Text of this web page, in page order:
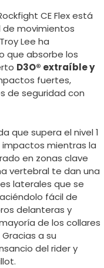
CE Flex está
movimientos
Lee ha
que absorbe los
D3O® extraíble y
fuertes,
de seguridad con
que supera el nivel 1
impactos mientras la
en zonas clave
vertebral te dan una
laterales que se
fácil de
delanteras y
de los collares
a su
del rider y